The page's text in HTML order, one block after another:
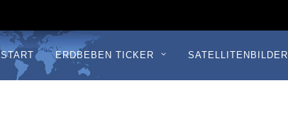
START ERDBEBEN TICKER SATELLITENBILDER